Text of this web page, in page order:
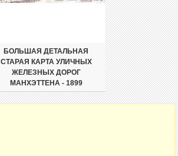
БОЛЬШАЯ ДЕТАЛЬНАЯ
СТАРАЯ КАРТА УЛИЧНЫХ
ЖЕЛЕЗНЫХ ДОРОГ
МАНХЭТТЕНА - 1899